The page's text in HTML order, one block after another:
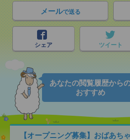
メールで送る
シェア ツイート
あなたの閲覧履歴から
おすすめ
【オープニング募集】おばあち